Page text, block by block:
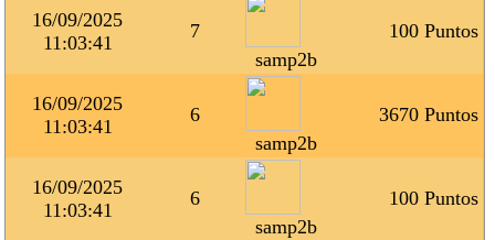
16/09/2025
11:03:41
7
samp2b
100 Puntos
16/09/2025
11:03:41
6
samp2b
3670 Puntos
16/09/2025
11:03:41
6
samp2b
100 Puntos